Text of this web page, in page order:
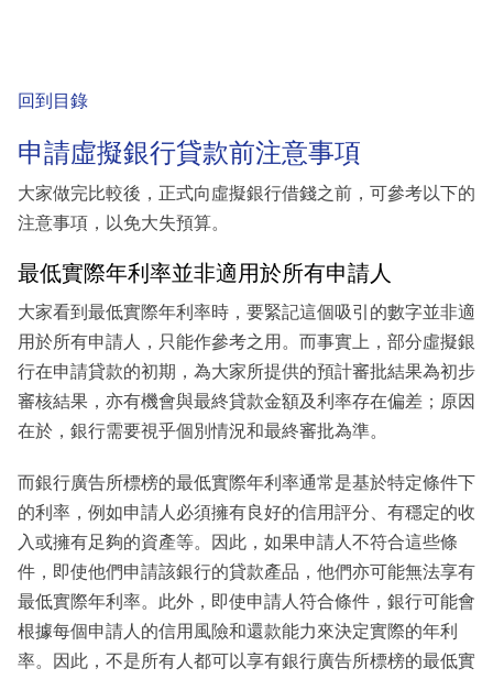
回到目錄
申請虛擬銀行貸款前注意事項
大家做完比較後，正式向虛擬銀行借錢之前，可參考以下的
注意事項，以免大失預算。
最低實際年利率並非適用於所有申請人
大家看到最低實際年利率時，要緊記這個吸引的數字並非適
用於所有申請人，只能作參考之用。而事實上，部分虛擬銀
行在申請貸款的初期，為大家所提供的預計審批結果為初步
審核結果，亦有機會與最終貸款金額及利率存在偏差；原因
在於，銀行需要視乎個別情況和最終審批為準。
而銀行廣告所標榜的最低實際年利率通常是基於特定條件下
的利率，例如申請人必須擁有良好的信用評分、有穩定的收
入或擁有足夠的資產等。因此，如果申請人不符合這些條
件，即使他們申請該銀行的貸款產品，他們亦可能無法享有
最低實際年利率。此外，即使申請人符合條件，銀行可能會
根據每個申請人的信用風險和還款能力來決定實際的年利
率。因此，不是所有人都可以享有銀行廣告所標榜的最低實